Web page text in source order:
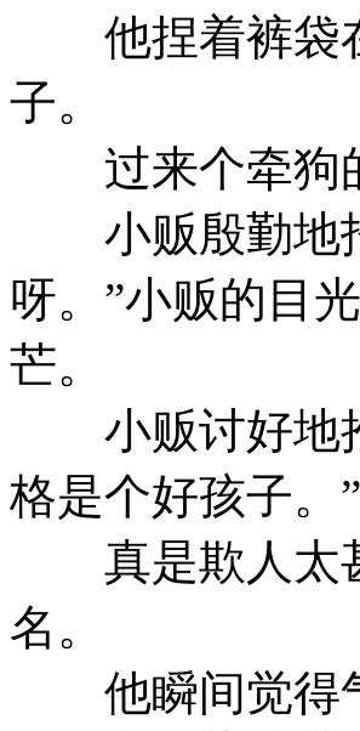
他捏着裤袋在
子。
过来个牵狗的
小贩殷勤地招
呀。”小贩的目
芒。
小贩讨好地抱
格是个好孩子。”
真是欺人太甚
名。
他瞬间觉得气